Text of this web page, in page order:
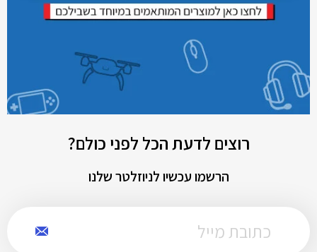
רוצים לדעת הכל לפני כולם?
הרשמו עכשיו לניוזלטר שלנו